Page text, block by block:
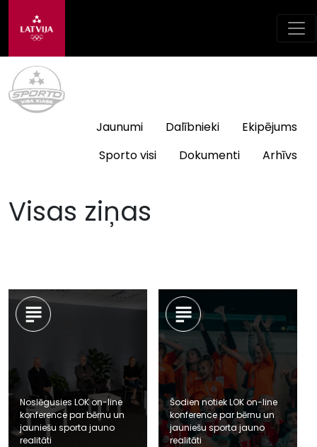
Jaunumi Dalībnieki
Ekipējums
Sporto visi
Dokumenti Arhīvs
Visas ziņas
Noslēgusies LOK on-line
konference par bērnu un
jauniešu sporta jauno
realitāti
Šodien notiek LOK on-line
konference par bērnu un
jauniešu sporta jauno
realitāti